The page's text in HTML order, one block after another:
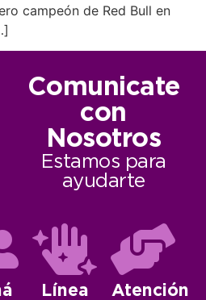
campeón de Red Bull en
Comunicate
con
Nosotros
Estamos para
ayudarte
Línea
Atención